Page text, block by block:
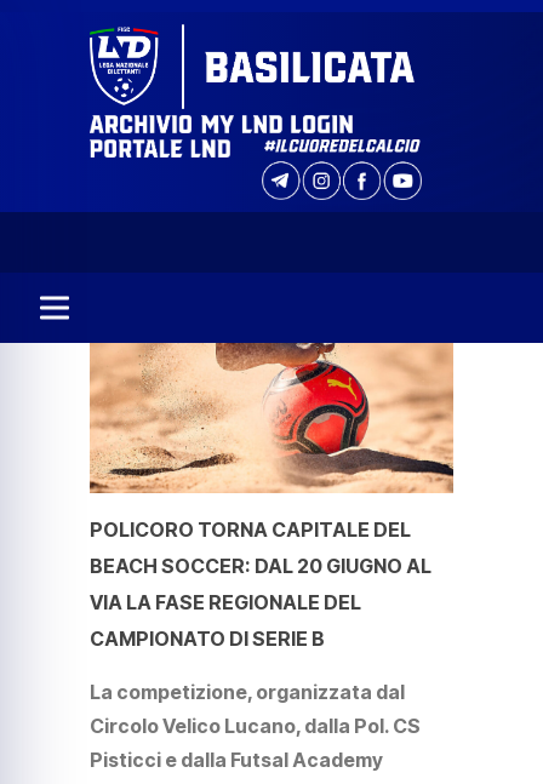
POLICORO TORNA CAPITALE DEL
BEACH SOCCER: DAL 20 GIUGNO AL
VIA LA FASE REGIONALE DEL
CAMPIONATO DI SERIE B
La competizione, organizzata dal
Circolo Velico Lucano, dalla Pol. CS
Pisticci e dalla Futsal Academy